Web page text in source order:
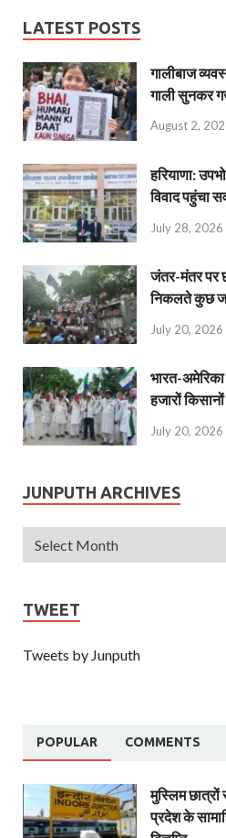
LATEST POSTS
गालीबाज
गाली सुनकर
August 2,
हरियाणा:
विवाद पहुंचा
July 28, 2026
जंतर-मंतर पर
निकलते कुछ
July 20, 2026
भारत-
हजारों
July 20, 2026
JUNPUTH ARCHIVES
TWEET
Tweets by Junputh
POPULAR COMMENTS
मुस्लिम छात्रों
प्रदेश के